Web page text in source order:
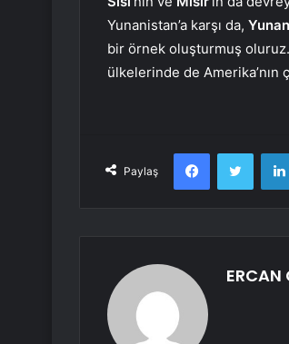
Yunanistan’a karşı da,
bir örnek oluşturmuş oluruz.
ülkelerinde de Amerika’nın
Paylaş
Facebook
ERCAN